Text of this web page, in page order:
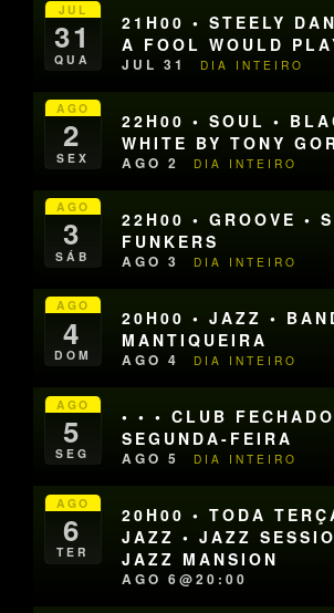
JUL
31
QUA
21H00 • STEELY
A FOOL WOULD
JUL 31 DIA INTEIRO
AGO
2
SEX
22H00 • SOUL •
WHITE BY TONY
AGO 2 DIA INTEIRO
AGO
3
SÁB
22H00 • GROOVE •
FUNKERS
AGO 3 DIA INTEIRO
AGO
4
DOM
20H00 • JAZZ •
MANTIQUEIRA
AGO 4 DIA INTEIRO
AGO
5
SEG
• • • CLUB
SEGUNDA-FEIRA
AGO 5 DIA INTEIRO
AGO
6
TER
20H00 • TODA
JAZZ • JAZZ
JAZZ MANSION
AGO 6@20:00